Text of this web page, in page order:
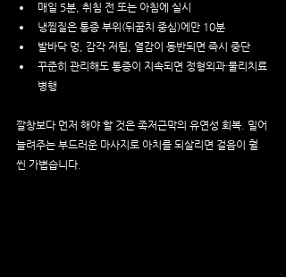
매일 5분, 취침 전 또는 아침에 실시
냉찜질은 통증 부위(뒤꿈치 중심)에만 10분
발바닥 멍, 감각 저림, 열감이 동반되면 즉시 중단
꾸준히 관리해도 통증이 지속되면 정형외과·물리치료
병행
깔창보다 먼저 해야 할 것은 족저근막의 유연성 회복. 밀어
늘려주는 부드러운 마사지로 아치를 되살리면 걸음이 훨
씬 가볍습니다.